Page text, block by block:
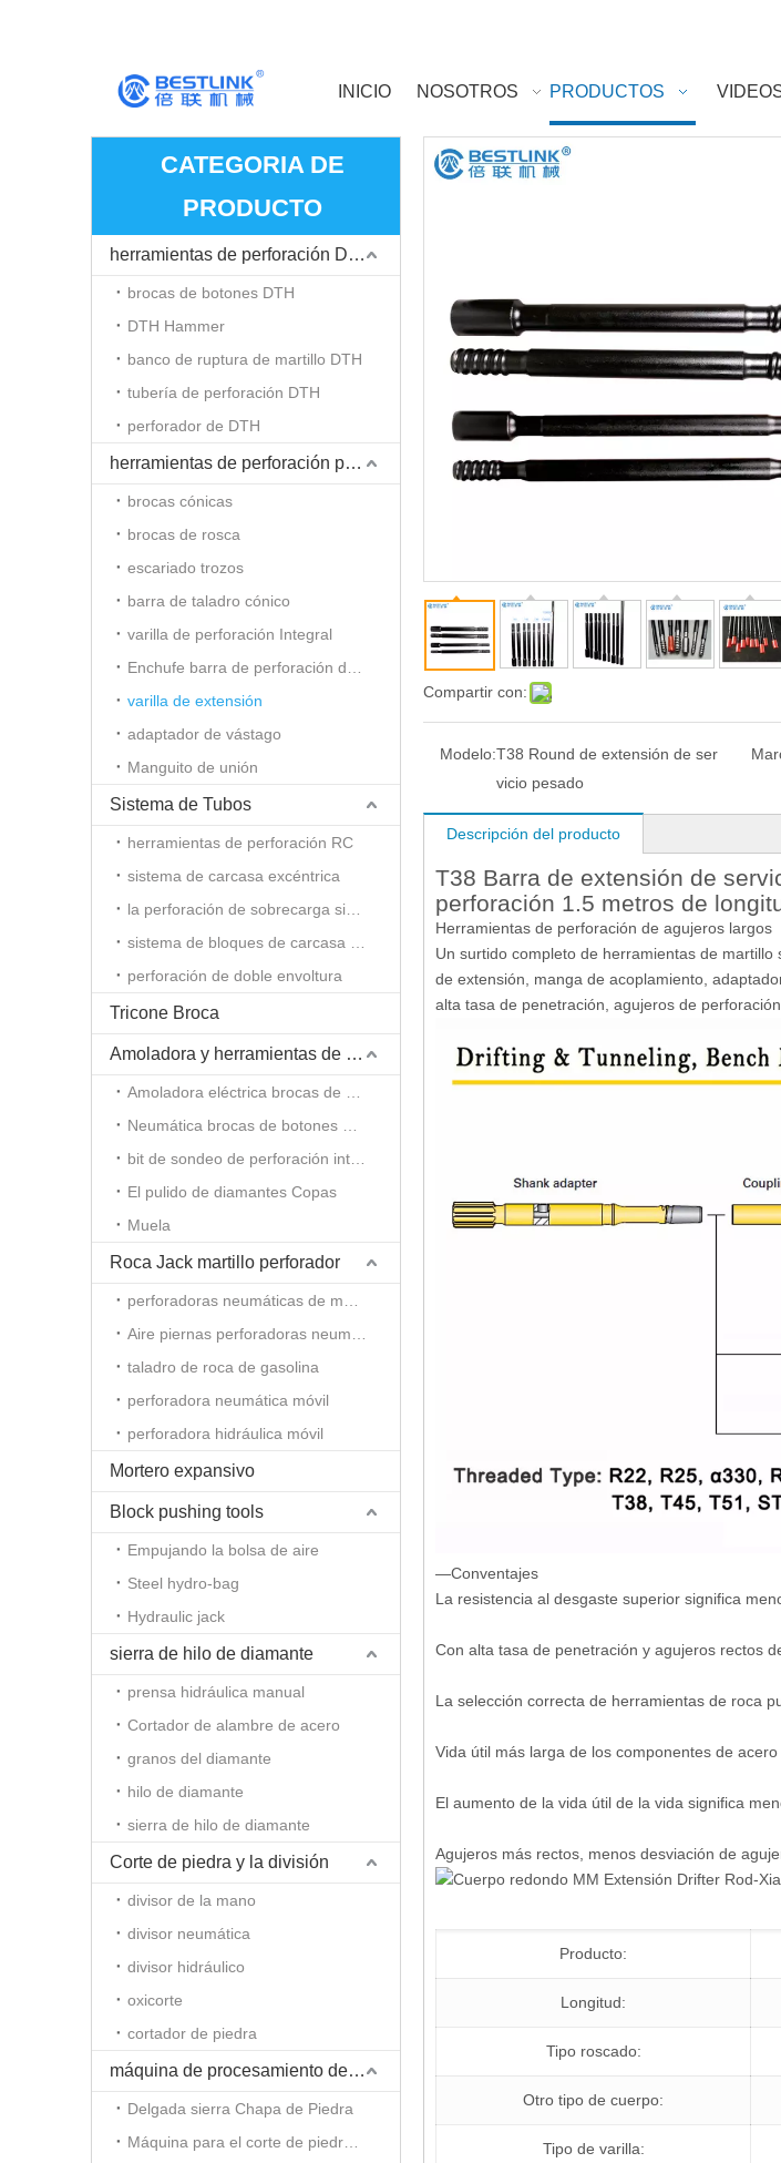
INICIO NOSOTROS PRODUCTOS
CATEGORIA DE
PRODUCTO
herramientas de perforación DTH
brocas de botones DTH
DTH Hammer
banco de ruptura de martillo DTH
tubería de perforación DTH
perforador de DTH
herramientas de perforación para martillo Top
brocas cónicas
brocas de rosca
escariado trozos
barra de taladro cónico
varilla de perforación Integral
varilla de extensión
adaptador de vástago
Manguito de unión
Sistema de Tubos
herramientas de perforación RC
sistema de carcasa excéntrica
perforación de doble envoltura
Tricone Broca
Amoladora y herramientas de amolado
El pulido de diamantes Copas
Muela
Roca Jack martillo perforador
taladro de roca de gasolina
perforadora neumática móvil
perforadora hidráulica móvil
Mortero expansivo
Block pushing tools
Empujando la bolsa de aire
Steel hydro-bag
Hydraulic jack
sierra de hilo de diamante
prensa hidráulica manual
Cortador de alambre de acero
granos del diamante
hilo de diamante
sierra de hilo de diamante
Corte de piedra y la división
divisor de la mano
divisor neumática
divisor hidráulico
oxicorte
cortador de piedra
máquina de procesamiento de piedra
Delgada sierra Chapa de Piedra
Compartir con:
Modelo:T38 Round de extensión de ser
vicio pesado
Descripción del producto
T38 Barra de extensión de
perforación 1.5 metros de
Herramientas de perforación de agujeros largos
Un surtido completo de herramientas de
de extensión, manga de acoplamiento,
alta tasa de penetración, agujeros de
—Conventajes
La resistencia al desgaste superior significa
Con alta tasa de penetración y agujeros rectos
La selección correcta de herramientas de roca
Vida útil más larga de los componentes de
El aumento de la vida útil de la vida significa
Agujeros más rectos, menos desviación de
Producto:
Longitud:
Tipo roscado:
Otro tipo de cuerpo:
Tipo de varilla: